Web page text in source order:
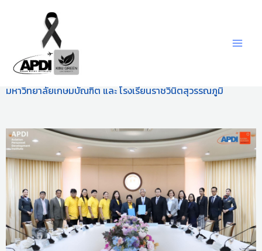
content
พิธีลงนามบันทึกความร่วมมือทางวิชาการ (MOU) ระหว่าง
มหาวิทยาลัยเกษมบัณฑิต และ โรงเรียนราชวินิตสุวรรณภูมิ